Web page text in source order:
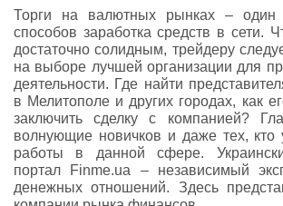
Торги на валютных рынках – один
способов заработка средств в сети.
достаточно солидным, трейдеру
на выборе лучшей организации для
деятельности. Где найти
в Мелитополе и других городах, как
заключить сделку с компанией?
волнующие новичков и даже тех,
работы в данной сфере.
портал Finme.ua – независимый
денежных отношений. Здесь